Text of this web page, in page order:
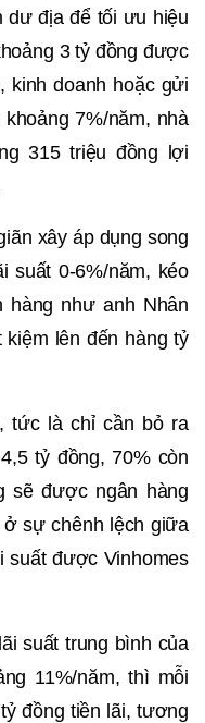
dư địa để tối ưu hiệu
3 tỷ đồng được
kinh doanh hoặc gửi
7%/năm, nhà
315 triệu đồng lợi
xây áp dụng song
suất 0-6%/năm, kéo
hàng như anh Nhân
kiệm lên đến hàng tỷ
tức là chỉ cần bỏ ra
tỷ đồng, 70% còn
sẽ được ngân hàng
sự chênh lệch giữa
suất được Vinhomes
suất trung bình của
11%/năm, thì mỗi
đồng tiền lãi, tương